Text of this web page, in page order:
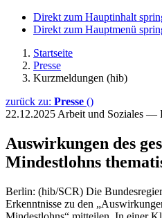
Direkt zum Hauptinhalt
Direkt zum Hauptmenü
Startseite
Presse
Kurzmeldungen (hib)
zurück zu: Presse ()
22.12.2025 Arbeit und Soziales —
Auswirkungen des
Mindestlohns
Berlin: (hib/SCR) Die
Erkenntnisse zu den